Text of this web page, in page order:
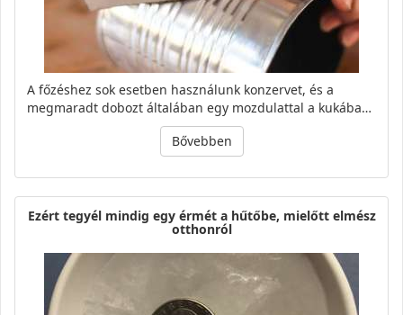
A főzéshez sok esetben használunk konzervet, és a
megmaradt dobozt általában egy mozdulattal a kukába…
Bővebben
Ezért tegyél mindig egy érmét a hűtőbe, mielőtt elmész
otthonról